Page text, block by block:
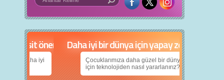
5 basit öneri
daha iyi
Daha iyi bir dünya için yapay zekâ
Çocuklarımıza daha güzel bir dünya bırakabilmek
için teknolojiden nasıl yararlanırız?